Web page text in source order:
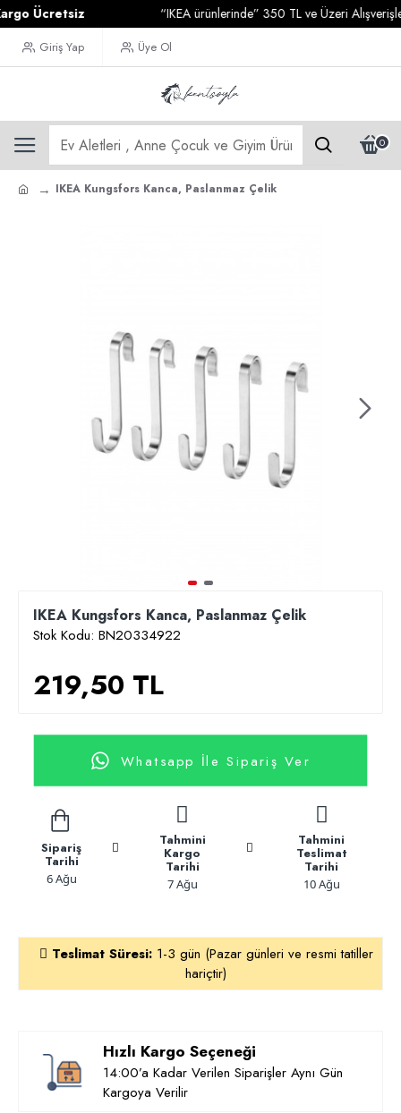
Ücretsiz “IKEA ürünlerinde” 350 TL ve Üzeri
Giriş Yap Üye Ol
0
IKEA Kungsfors Kanca, Paslanmaz Çelik
IKEA Kungsfors Kanca, Paslanmaz Çelik
Stok Kodu: BN20334922
219,50 TL
Whatsapp İle Sipariş Ver
Sipariş
Tarihi
6 Ağu
Tahmini
Kargo
Tarihi
7 Ağu
Tahmini
Teslimat
Tarihi
10 Ağu
Teslimat Süresi:1-3 gün (Pazar günleri ve resmi tatiller
hariçtir)
Hızlı Kargo Seçeneği
14:00’a Kadar Verilen Siparişler Aynı Gün
Kargoya Verilir